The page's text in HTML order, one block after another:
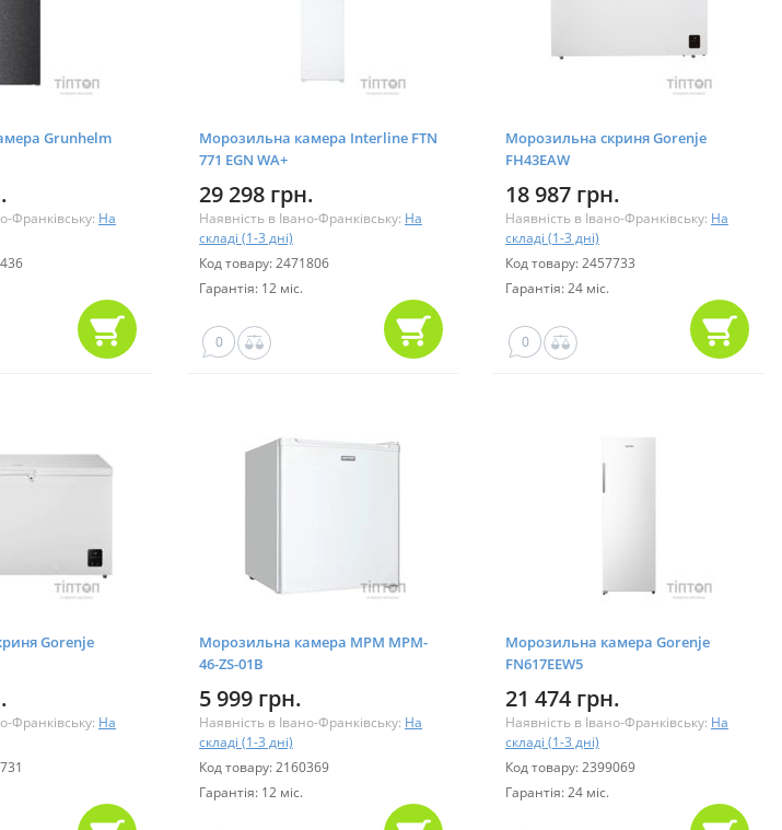
Grunhelm
Франківську: На
Морозильна камера Interline FTN
771 EGN WA+
29 298 грн.
Наявність в Івано-Франківську: На
складі (1-3 дні)
Код товару: 2471806
Гарантія: 12 міс.
0
Морозильна скриня Gorenje
FH43EAW
18 987 грн.
Наявність в Івано-Франківську: На
складі (1-3 дні)
Код товару: 2457733
Гарантія: 24 міс.
0
Gorenje
Франківську: На
Морозильна камера MPM MPM-
46-ZS-01B
5 999 грн.
Наявність в Івано-Франківську: На
складі (1-3 дні)
Код товару: 2160369
Гарантія: 12 міс.
Морозильна камера Gorenje
FN617EEW5
21 474 грн.
Наявність в Івано-Франківську: На
складі (1-3 дні)
Код товару: 2399069
Гарантія: 24 міс.